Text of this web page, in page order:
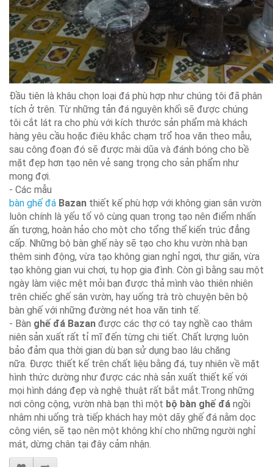
Đầu tiên là khâu chọn loại đá phù hợp như chúng tôi đã phân
tích ở trên. Từ những tản đá nguyên khối sẽ được chúng
tôi cắt lát ra cho phù với kích thước sản phẩm mà khách
hàng yêu cầu hoặc điêu khắc chạm trổ hoa văn theo mẫu,
sau công đoạn đó sẽ được mài dũa và đánh bóng cho bề
mặt đẹp hơn tạo nên vẻ sang trọng cho sản phẩm như
mong đợi.
- Các mẫu
bàn ghế đá Bazan thiết kế phù hợp với không gian sân vườn
luôn chính là yếu tố vô cùng quan trọng tạo nên điểm nhấn
ấn tượng, hoàn hảo cho một cho tổng thể kiến trúc đẳng
cấp. Những bộ bàn ghế này sẽ tạo cho khu vườn nhà bạn
thêm sinh động, vừa tạo không gian nghỉ ngơi, thư giãn, vừa
tạo không gian vui chơi, tụ họp gia đình. Còn gì bằng sau một
ngày làm việc mệt mỏi bạn được thả mình vào thiên nhiên
trên chiếc ghế sân vườn, hay uống trà trò chuyện bên bộ
bàn ghế với những đường nét hoa văn tinh tế.
- Bàn ghế đá Bazan được các thợ có tay nghề cao thâm
niên sản xuất rất tỉ mĩ đến từng chi tiết. Chất lượng luôn
bảo đảm qua thời gian dù bạn sử dụng bao lâu chăng
nữa. Được thiết kế trên chất liệu bằng đá, tuy nhiên về mặt
hình thức dường như được các nhà sản xuất thiết kế với
mọi hình dáng đẹp và nghệ thuật rất bắt mắt.Trong những
nơi công cộng, vườn nhà bạn thì một bộ bàn ghế đá ngồi
nhâm nhi uống trà tiếp khách hay một dãy ghế đá nằm dọc
công viên, sẽ tạo nên một không khí cho những người nghỉ
mát, dừng chân tại đây cảm nhận.